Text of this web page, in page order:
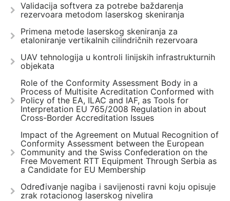
Validacija softvera za potrebe baždarenja
rezervoara metodom laserskog skeniranja
Primena metode laserskog skeniranja za
etaloniranje vertikalnih cilindričnih rezervoara
UAV tehnologija u kontroli linijskih infrastrukturnih
objekata
Role of the Conformity Assessment Body in a
Process of Multisite Acreditation Conformed with
Policy of the EA, ILAC and IAF, as Tools for
Interpretation EU 765/2008 Regulation in about
Cross-Border Accreditation Issues
Impact of the Agreement on Mutual Recognition of
Conformity Assessment between the European
Community and the Swiss Confederation on the
Free Movement RTT Equipment Through Serbia as
a Candidate for EU Membership
Određivanje nagiba i savijenosti ravni koju opisuje
zrak rotacionog laserskog nivelira